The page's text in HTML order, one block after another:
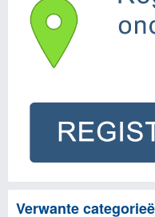
Verwante